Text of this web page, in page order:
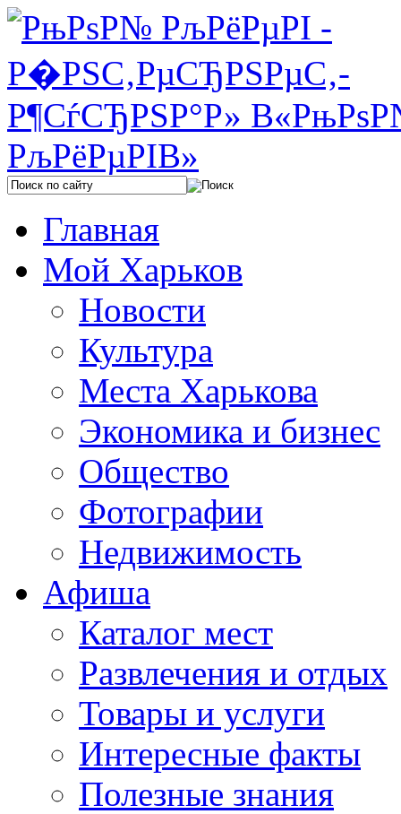
Главная
Мой Харьков
Новости
Культура
Места Харькова
Экономика и бизнес
Общество
Фотографии
Недвижимость
Афиша
Каталог мест
Развлечения и отдых
Товары и услуги
Интересные факты
Полезные знания